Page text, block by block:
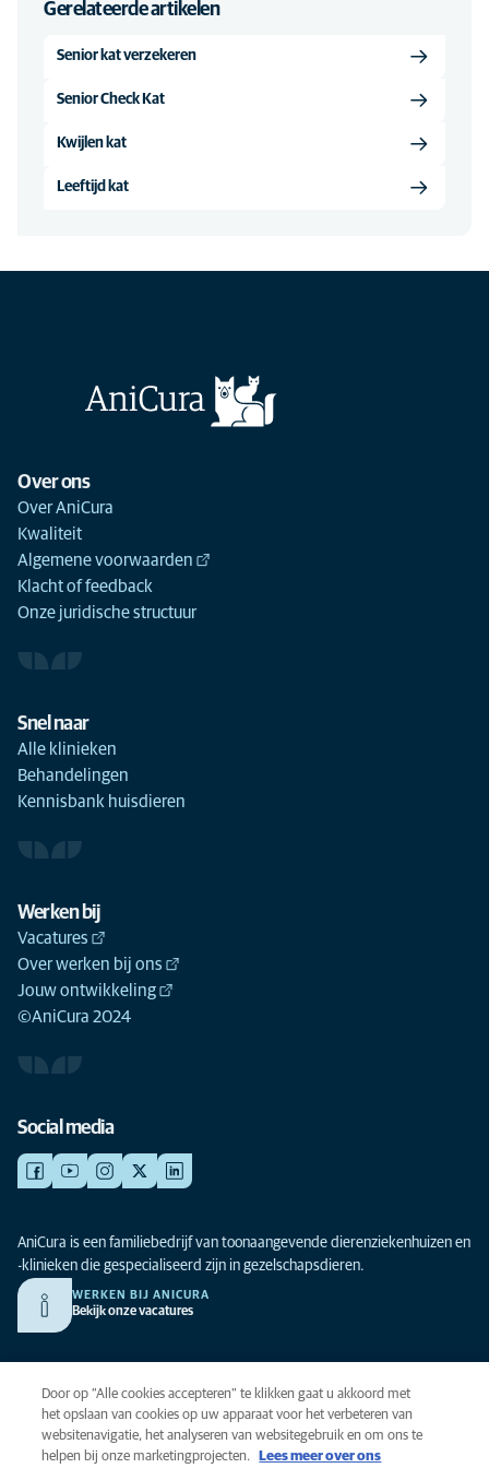
Gerelateerde artikelen
Senior kat verzekeren
Senior Check Kat
Kwijlen kat
Leeftijd kat
Over ons
Over AniCura
Kwaliteit
Algemene voorwaarden
Klacht of feedback
Onze juridische structuur
Snel naar
Alle klinieken
Behandelingen
Kennisbank huisdieren
Werken bij
Vacatures
Over werken bij ons
Jouw ontwikkeling
©AniCura 2024
Social media
AniCura is een familiebedrijf van toonaangevende dierenziekenhuizen en
-klinieken die gespecialiseerd zijn in gezelschapsdieren.
WERKEN BIJ ANICURA
Bekijk onze vacatures
Privacy
Algemene voorwaarden
Cookies
Door op “Alle cookies accepteren” te klikken gaat u akkoord met
het opslaan van cookies op uw apparaat voor het verbeteren van
websitenavigatie, het analyseren van websitegebruik en om ons te
helpen bij onze marketingprojecten.
Lees meer over ons